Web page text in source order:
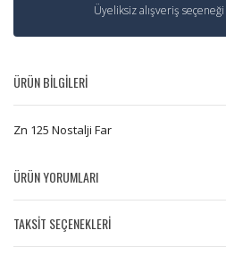
Üyeliksiz alışveriş seçeneği
ÜRÜN BİLGİLERİ
Zn 125 Nostalji Far
ÜRÜN YORUMLARI
TAKSİT SEÇENEKLERİ